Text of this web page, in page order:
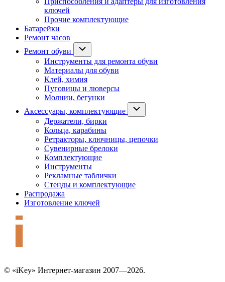
ключей
Прочие комплектующие
Батарейки
Ремонт часов
Ремонт обуви
Инструменты для ремонта обуви
Материалы для обуви
Клей, химия
Пуговицы и люверсы
Молнии, бегунки
Аксессуары, комплектующие
Держатели, бирки
Кольца, карабины
Ретракторы, ключницы, цепочки
Сувенирные брелоки
Комплектующие
Инструменты
Рекламные таблички
Стенды и комплектующие
Распродажа
Изготовление ключей
© «iKey» Интернет-магазин 2007—2026.